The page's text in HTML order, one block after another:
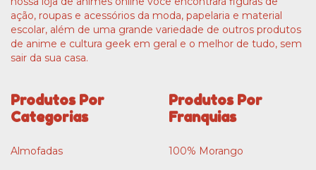
ação, roupas e acessórios da moda, papelaria e material
escolar, além de uma grande variedade de outros produtos
de anime e cultura geek em geral e o melhor de tudo, sem
sair da sua casa.
Produtos Por
Categorias
Almofadas
Produtos Por
Franquias
100% Morango